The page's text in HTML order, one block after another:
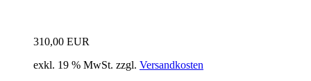
310,00 EUR
exkl. 19 % MwSt. zzgl. Versandkosten